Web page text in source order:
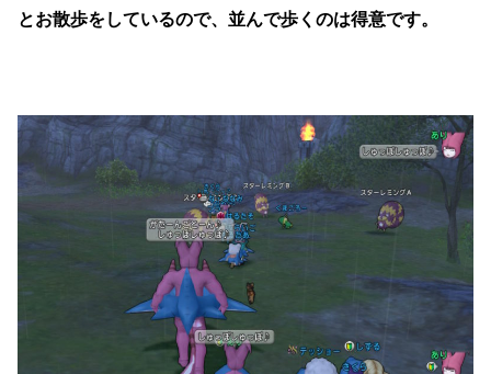
とお散歩をしているので、並んで歩くのは得意です。